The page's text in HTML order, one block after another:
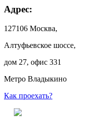
Адрес:
127106 Москва,
Алтуфьевское шоссе,
дом 27, офис 331
Метро Владыкино
Как проехать?